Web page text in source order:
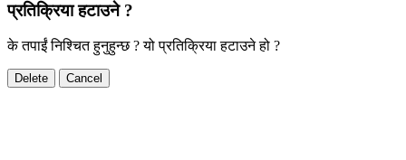
प्रतिक्रिया हटाउने ?
के तपाईं निश्चित हुनुहुन्छ ? यो प्रतिक्रिया हटाउने हो ?
Delete Cancel